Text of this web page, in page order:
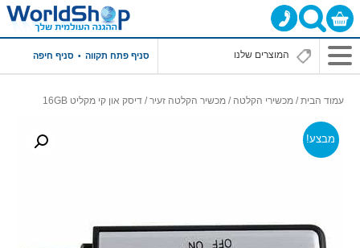
סניף פתח תקווה סניף חיפה
עמוד הבית/ מכשירי הקלטה / מכשיר הקלטה זעיר/ דיסק און קי מקליט 16GB
מבצע!